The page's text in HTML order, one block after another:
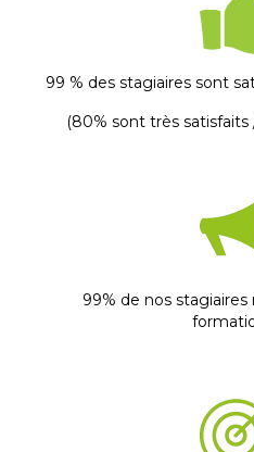
99 % des stagiaires sont
(80% sont très satisfaits
99% de nos